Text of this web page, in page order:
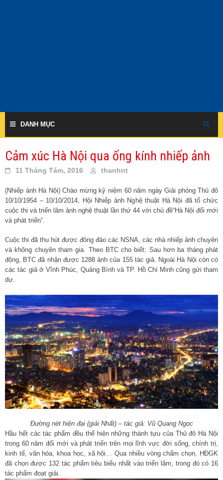
DANH MỤC
Cảm xúc Hà Nội qua ống kính nhiếp ảnh
11 Tháng Tám, 2016 thanhnt
(Nhiếp ảnh Hà Nội) Chào mừng kỷ niệm 60 năm ngày Giải phóng Thủ đô
10/10/1954 – 10/10/2014, Hội Nhiếp ảnh Nghệ thuật Hà Nội đã tổ chức
cuộc thi và triển lãm ảnh nghệ thuật lần thứ 44 với chủ đề“Hà Nội đổi mới
và phát triển”.
Cuộc thi đã thu hút được đông đảo các NSNA, các nhà nhiếp ảnh chuyên
và không chuyên tham gia. Theo BTC cho biết: Sau hơn ba tháng phát
động, BTC đã nhận được 1288 ảnh của 155 tác giả. Ngoài Hà Nội còn có
các tác giả ở Vĩnh Phúc, Quảng Bình và TP. Hồ Chí Minh cũng gửi tham
dự.
Đường nét hiện đại (giải Nhất) – tác giả: Vũ Quang Ngọc
Hầu hết các tác phẩm đều thể hiện những thành tựu của Thủ đô Hà Nội
trong 60 năm đổi mới và phát triển trên mọi lĩnh vực đời sống, chính trị,
kinh tế, văn hóa, khoa học, xã hội… Qua nhiều vòng chấm chọn, HĐGK
đã chọn được 132 tác phẩm tiêu biểu nhất vào triển lãm, trong đó có 16
tác phẩm đoạt giải.